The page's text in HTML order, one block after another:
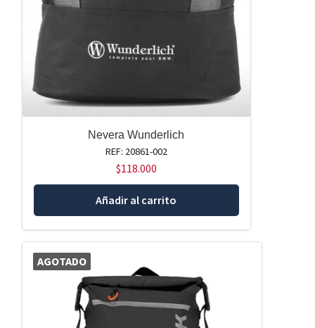
Nevera Wunderlich
REF: 20861-002
$118.000
Añadir al carrito
AGOTADO